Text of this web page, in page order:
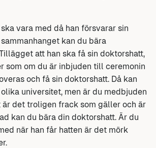
vara med då han försvarar sin
kan du bära
att han ska få sin doktorshatt,
som om du är inbjuden till ceremonin
och få sin doktorshatt. Då kan
universitet, men är du medbjuden
det troligen frack som gäller och är
kan du bära din doktorshatt. Är du
när han får hatten är det mörk